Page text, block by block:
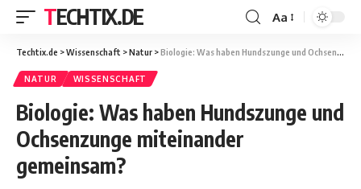
TECHTIX.DE Aa
Techtix.de >Wissenschaft >Natur >Biologie: Was haben Hundszunge und Ochsenzunge miteinander gemeinsam?
NATUR WISSENSCHAFT
Biologie: Was haben Hundszunge und
Ochsenzunge miteinander
gemeinsam?